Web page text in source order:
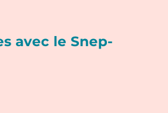
avec le Snep-